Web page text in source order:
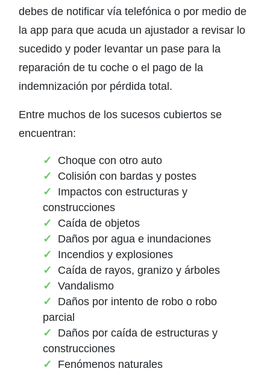
debes de notificar vía telefónica o por medio de
la app para que acuda un ajustador a revisar lo
sucedido y poder levantar un pase para la
reparación de tu coche o el pago de la
indemnización por pérdida total.
Entre muchos de los sucesos cubiertos se
encuentran:
Choque con otro auto
Colisión con bardas y postes
Impactos con estructuras y
construcciones
Caída de objetos
Daños por agua e inundaciones
Incendios y explosiones
Caída de rayos, granizo y árboles
Vandalismo
Daños por intento de robo o robo
parcial
Daños por caída de estructuras y
construcciones
Fenómenos naturales